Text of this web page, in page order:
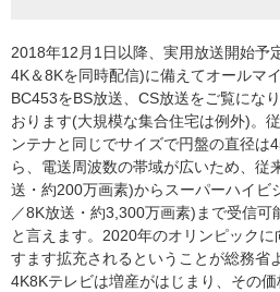
2018年12月1日以降、実用放送開始予
4K＆8Kを同時配信)に備えてオールマ
BC453をBS放送、CS放送をご覧にな
おります(大規模な集合住宅は例外)。
ンテナと同じでサイズで円盤の直径は
ら、電送周波数の帯域が広いため、従
送・約200万画素)からスーパーハイビ
／8K放送・約3,300万画素)まで受信可
と言えます。2020年のオリンピック
すます拡充されるということが総務省
4K8Kテレビは増産がはじまり、その